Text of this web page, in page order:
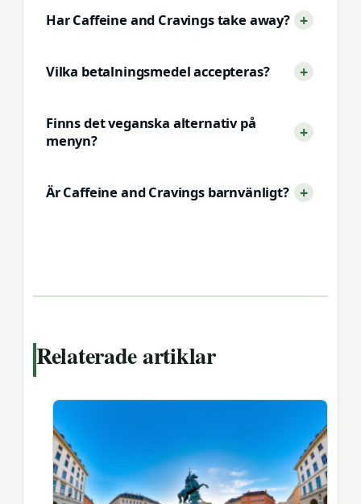
Har Caffeine and Cravings take away?
Vilka betalningsmedel accepteras?
Finns det veganska alternativ på
menyn?
Är Caffeine and Cravings barnvänligt?
Relaterade artiklar